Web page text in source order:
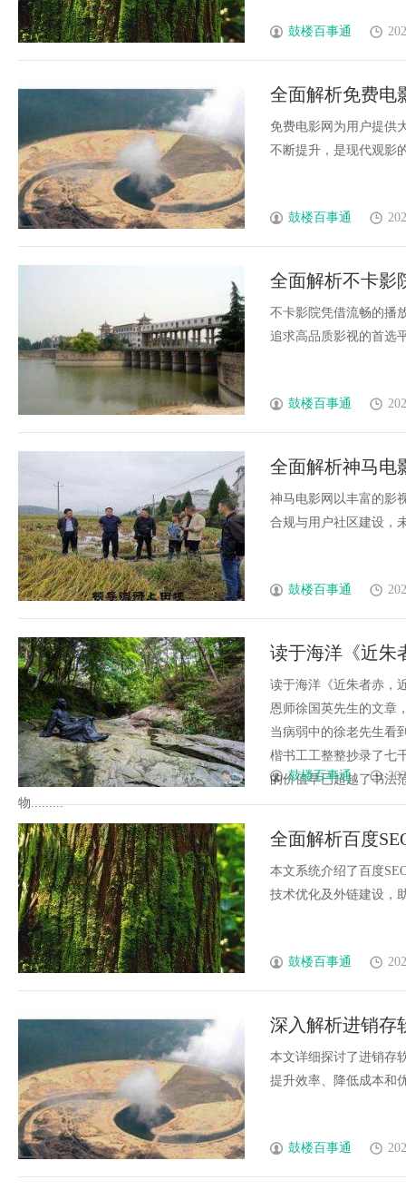
鼓楼百事通
全面解析免费电
免费电影网为用户提供
不断提升，是现代观影
鼓楼百事通
全面解析不卡影
不卡影院凭借流畅的播
追求高品质影视的首选
鼓楼百事通
全面解析神马电
势
神马电影网以丰富的影
合规与用户社区建设，
鼓楼百事通
读于海洋《近朱
读于海洋《近朱者赤，
恩师徐国英先生的文章
当病弱中的徐老先生看
楷书工工整整抄录了七
的价值早已超越了书法
物.........
鼓楼百事通
全面解析百度
本文系统介绍了百度
技术优化及外链建设，
鼓楼百事通
深入解析进销存
本文详细探讨了进销存
提升效率、降低成本和
鼓楼百事通